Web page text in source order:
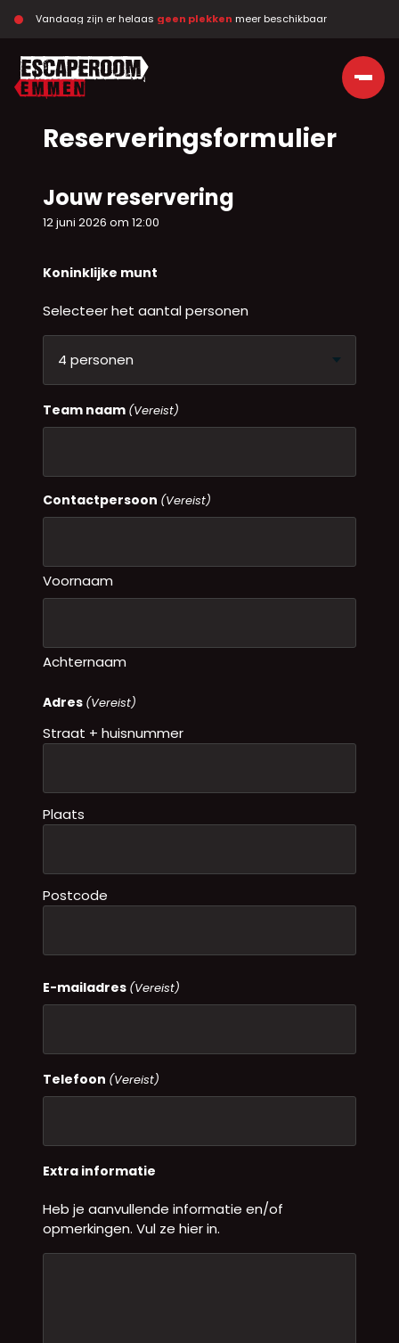
Vandaag zijn er helaas geen plekken meer beschikbaar
Reserveringsformulier
Jouw reservering
12 juni 2026 om 12:00
Koninklijke munt
Selecteer het aantal personen
Team naam (Vereist)
Contactpersoon (Vereist)
Voornaam
Achternaam
Adres (Vereist)
Straat + huisnummer
Plaats
Postcode
E-mailadres (Vereist)
Telefoon (Vereist)
Extra informatie
Heb je aanvullende informatie en/of
opmerkingen. Vul ze hier in.